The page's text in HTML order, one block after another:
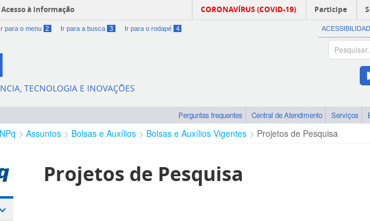
Acesso à informação CORONAVÍRUS (COVID-19) Participe
Ir para o menu 2 Ir para a busca 3 Ir para o rodapé 4
TECNOLOGIA E INOVAÇÕES
Perguntas frequentes Central de Atendimento Serviços
Assuntos Bolsas e Auxílios Bolsas e Auxílios Vigentes Projetos de Pesquisa
Projetos de Pesquisa